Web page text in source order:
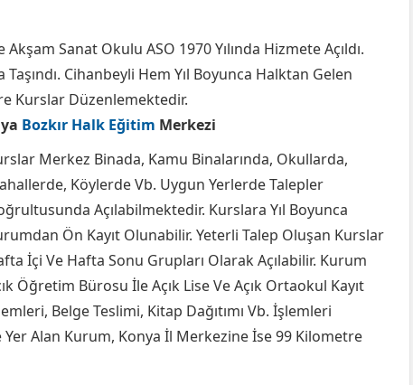
Sanat Okulu ASO 1970 Yılında Hizmete Açıldı.
Taşındı. Cihanbeyli Hem Yıl Boyunca Halktan Gelen
Kurslar Düzenlemektedir.
Bozkır Halk Eğitim Merkezi
Merkez Binada, Kamu Binalarında, Okullarda,
Köylerde Vb. Uygun Yerlerde Talepler
Açılabilmektedir. Kurslara Yıl Boyunca
Ön Kayıt Olunabilir. Yeterli Talep Oluşan Kurslar
İçi Ve Hafta Sonu Grupları Olarak Açılabilir. Kurum
Öğretim Bürosu İle Açık Lise Ve Açık Ortaokul Kayıt
Belge Teslimi, Kitap Dağıtımı Vb. İşlemleri
Alan Kurum, Konya İl Merkezine İse 99 Kilometre